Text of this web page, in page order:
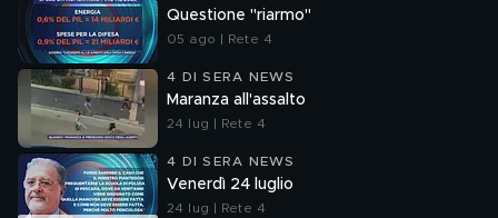
Questione "riarmo"
05 ago | Rete 4
4 DI SERA NEWS
Maranza all'assalto
24 lug | Rete 4
4 DI SERA NEWS
Venerdì 24 luglio
24 lug | Rete 4